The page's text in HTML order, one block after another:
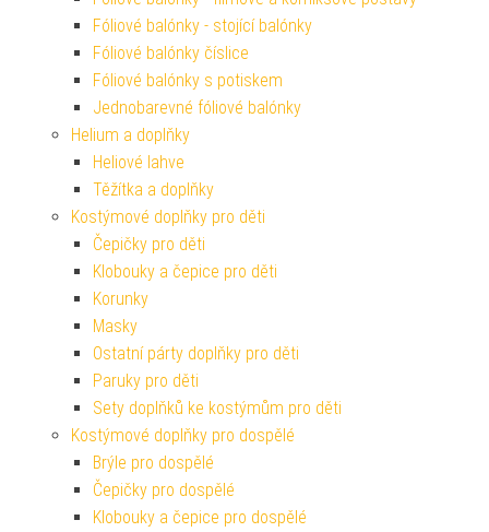
Fóliové balónky - stojící balónky
Fóliové balónky číslice
Fóliové balónky s potiskem
Jednobarevné fóliové balónky
Helium a doplňky
Heliové lahve
Těžítka a doplňky
Kostýmové doplňky pro děti
Čepičky pro děti
Klobouky a čepice pro děti
Korunky
Masky
Ostatní párty doplňky pro děti
Paruky pro děti
Sety doplňků ke kostýmům pro děti
Kostýmové doplňky pro dospělé
Brýle pro dospělé
Čepičky pro dospělé
Klobouky a čepice pro dospělé